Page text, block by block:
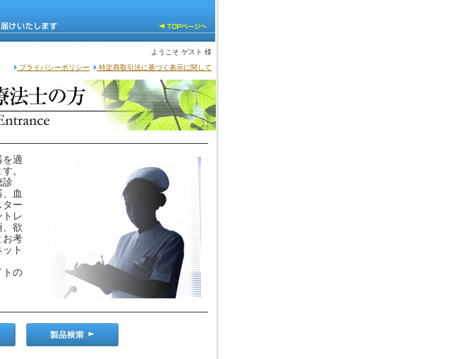
ようこそ ゲスト 様
プライバシーポリシー
特定商取引法に基づく表示に関して
を適
。
診
血
ター
トレ
、欲
お考
ト
トの